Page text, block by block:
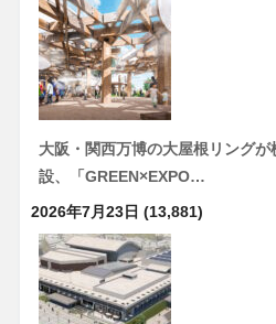
大阪・関西万博の大屋根リング
設、「GREEN×EXPO…
2026年7月23日 (13,881)